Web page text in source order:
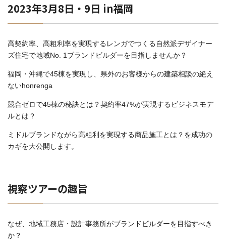
2023年3月8日・9日 in福岡
高契約率、高粗利率を実現するレンガでつくる自然派デザイナー
ズ住宅で地域No. 1ブランドビルダーを目指しませんか？
福岡・沖縄で45棟を実現し、県外のお客様からの建築相談の絶え
ないhonrenga
競合ゼロで45棟の秘訣とは？契約率47%が実現するビジネスモデ
ルとは？
ミドルブランドながら高粗利を実現する商品施工とは？を成功の
カギを大公開します。
視察ツアーの趣旨
なぜ、地域工務店・設計事務所がブランドビルダーを目指すべき
か？